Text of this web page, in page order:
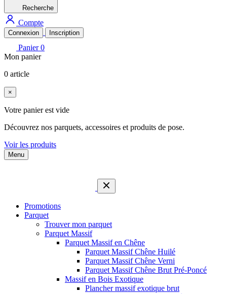
Recherche
Compte
Connexion Inscription
Panier 0
Mon panier
0 article
×
Votre panier est vide
Découvrez nos parquets, accessoires et produits de pose.
Voir les produits
Menu
Promotions
Parquet
Trouver mon parquet
Parquet Massif
Parquet Massif en Chêne
Parquet Massif Chêne Huilé
Parquet Massif Chêne Verni
Parquet Massif Chêne Brut Pré-Poncé
Massif en Bois Exotique
Plancher massif exotique brut